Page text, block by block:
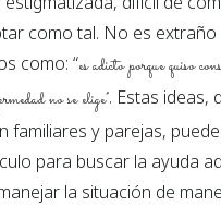
como tal. No es extraño
como: “es adicto porque quiso
no se elige”. Estas ideas,
familiares y parejas,
para buscar la ayuda
la situación de